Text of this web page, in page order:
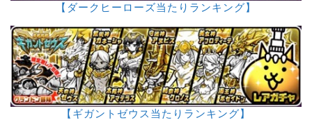
【ダークヒーローズ当たりランキング】
【ギガントゼウス当たりランキング】